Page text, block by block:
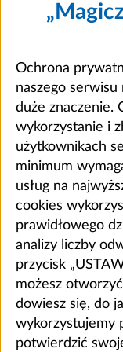
Ochrona
naszego serwisu
duże znaczenie.
wykorzystanie i
użytkownikach
minimum
usług na
cookies
prawidłowego
analizy liczby
przycisk
możesz
dowiesz się, do
wykorzystujemy
potwierdzić